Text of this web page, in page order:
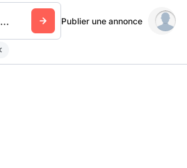
Aberdeen Centre Publier une annonce